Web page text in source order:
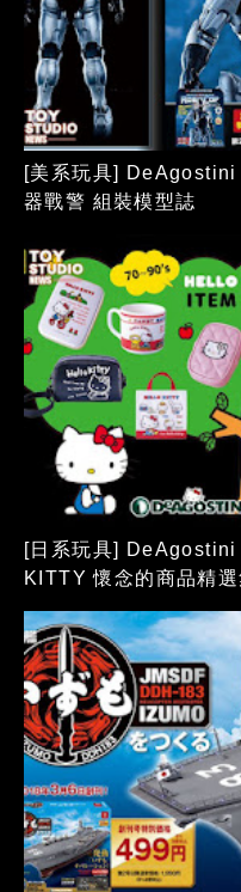
[美系玩具]
器戰警 組裝模型誌
[日系玩具]
KITTY 懷念的商品精選